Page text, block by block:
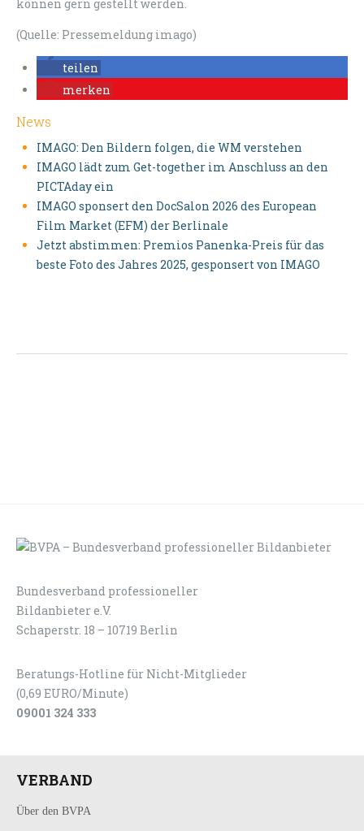
können gern gestellt werden.
(Quelle: Pressemeldung imago)
teilen
merken
News
IMAGO: Den Bildern folgen, die WM verstehen
IMAGO lädt zum Get-together im Anschluss an den
PICTAday ein
IMAGO sponsert den DocSalon 2026 des European
Film Market (EFM) der Berlinale
Jetzt abstimmen: Premios Panenka-Preis für das
beste Foto des Jahres 2025, gesponsert von IMAGO
Bundesverband professioneller
Bildanbieter e.V.
Schaperstr. 18 – 10719 Berlin
Beratungs-Hotline für Nicht-Mitglieder
(0,69 EURO/Minute)
09001 324 333
VERBAND
Über den BVPA